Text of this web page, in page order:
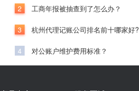
2 工商年报被抽查到了怎么办？
3 杭州代理记账公司排名前十哪家好?
4 对公账户维护费用标准？